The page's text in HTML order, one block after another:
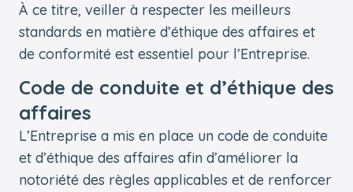
À ce titre, veiller à respecter les meilleurs
standards en matière d’éthique des affaires et
de conformité est essentiel pour l’Entreprise.
Code de conduite et d’éthique des
affaires
L’Entreprise a mis en place un code de conduite
et d’éthique des affaires afin d’améliorer la
notoriété des règles applicables et de renforcer